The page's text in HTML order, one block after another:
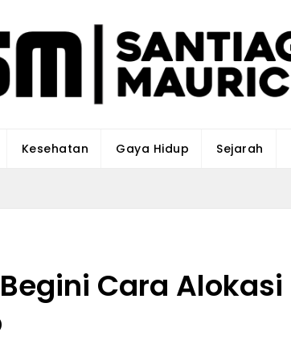
Kesehatan Gaya Hidup Sejarah
Cara Alokasi